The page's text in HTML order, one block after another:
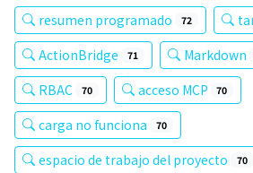
resumen programado 72
ActionBridge 71 Markdown
RBAC 70 acceso MCP 70
carga no funciona 70
espacio de trabajo del proyecto 70